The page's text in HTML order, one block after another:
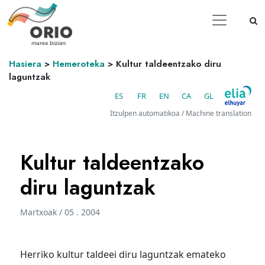
Hasiera > Hemeroteka > Kultur taldeentzako diru
laguntzak
ES FR EN CA GL
Itzulpen automatikoa / Machine translation
Kultur taldeentzako
diru laguntzak
Martxoak / 05 . 2004
Herriko kultur taldeei diru laguntzak emateko